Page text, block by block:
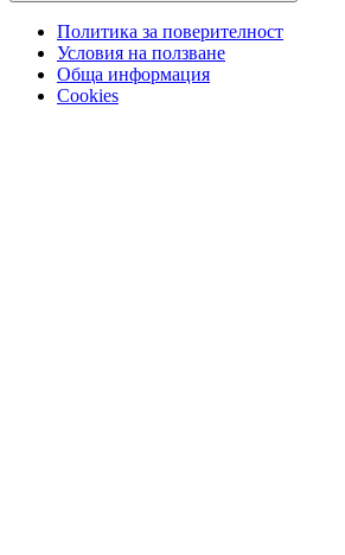
Политика за поверителност
Условия на ползване
Обща информация
Cookies